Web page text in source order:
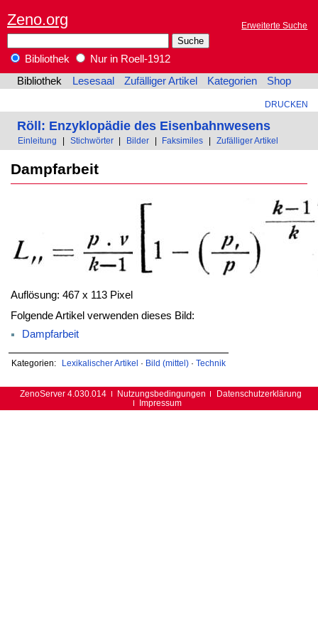
Zeno.org Erweiterte Suche
Bibliothek
Nur in Roell-1912
Bibliothek
Lesesaal Zufälliger Artikel Kategorien Shop
DRUCKEN
Röll: Enzyklopädie des Eisenbahnwesens
Einleitung Stichwörter Bilder Faksimiles Zufälliger Artikel
Dampfarbeit
Auflösung: 467 x 113 Pixel
Folgende Artikel verwenden dieses Bild:
Dampfarbeit
Kategorien: Lexikalischer Artikel · Bild (mittel)· Technik
ZenoServer 4.030.014 Nutzungsbedingungen
Datenschutzerklärung
Impressum